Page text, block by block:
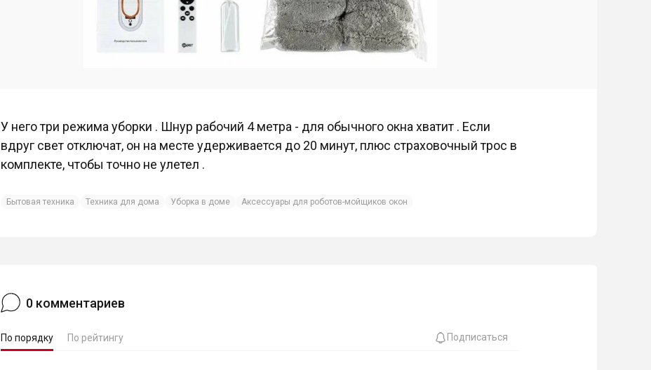
У него три режима уборки . Шнур рабочий 4 метра - для обычного окна хватит . Если
вдруг свет отключат, он на месте удерживается до 20 минут, плюс страховочный трос в
комплекте, чтобы точно не улетел .
Бытовая техника Техника для дома Уборка в доме Аксессуары для роботов-мойщиков окон
0 комментариев
По порядку По рейтингу Подписаться